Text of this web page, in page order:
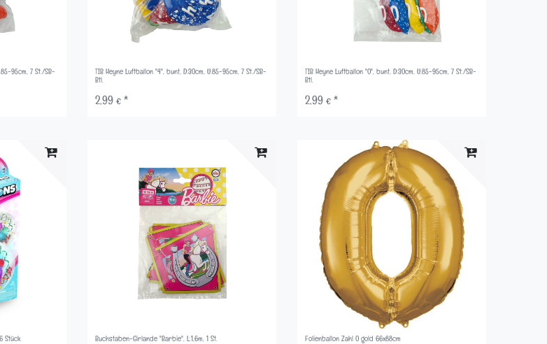
95cm, 7 St./SB-
TIB Heyne Luftballon "4", bunt, D:30cm, U:85-95cm, 7 St./SB-
Btl.
2,99 € *
TIB Heyne Luftballon "0", bunt, D:30cm, U:85-95cm, 7 St./SB-
Btl.
2,99 € *
Stück Buchstaben-Girlande "Barbie", L:1,6m, 1 St. Folienballon Zahl 0 gold 66x88cm